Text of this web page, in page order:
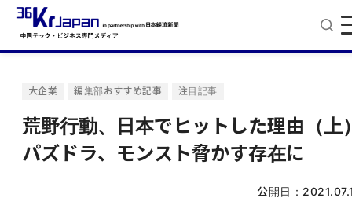
大企業 編集部おすすめ記事 注目記事
荒野行動、日本でヒットした理由（上
パズドラ、モンスト脅かす存在に
公開日：